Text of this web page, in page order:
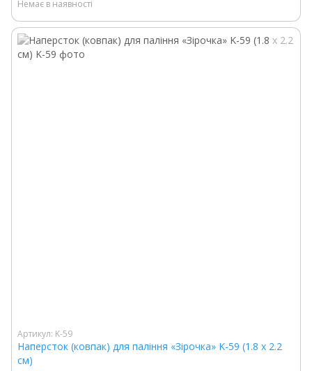
Немає в наявності
Артикул: K-59
Наперсток (ковпак) для паління «Зірочка» K-59 (1.8 х 2.2
см)